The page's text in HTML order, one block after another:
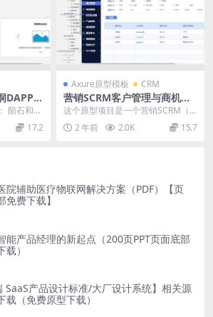
DAPP产
RP源
陨石和黑
容： 数
17.2
Axure原型模板 CRM
营销SCRM客户管理与商机跟
踪系统Axure原型模板
这个原型项目是一个营销SCRM（S
ocial Customer Relation...
2 年前 2.0K 15.7
院辅助医疗物联网解决方案（PDF）【页
免费下载】
能产品经理的新起点（200页PPT页面底部
载）
SaaS产品设计标准/大厂设计系统】相关源
载（免费原型下载）